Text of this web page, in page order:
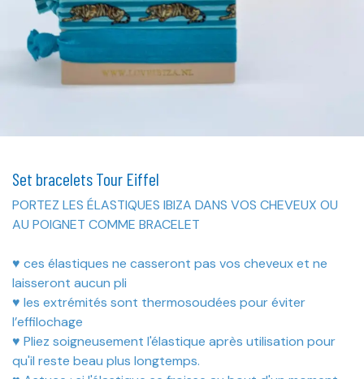
Set bracelets Tour Eiffel
PORTEZ LES ÉLASTIQUES IBIZA DANS VOS CHEVEUX OU
AU POIGNET COMME BRACELET
♥ ces élastiques ne casseront pas vos cheveux et ne
laisseront aucun pli
♥ les extrémités sont thermosoudées pour éviter
l’effilochage
♥ Pliez soigneusement l'élastique après utilisation pour
qu'il reste beau plus longtemps.